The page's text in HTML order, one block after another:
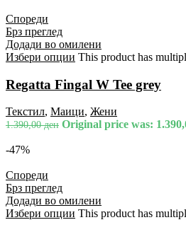
Спореди
Брз преглед
Додади во омилени
Избери опции This product has
Regatta Fingal W Tee grey
Текстил, Маици, Жени
1.390,00ден Original price was:
-47%
Спореди
Брз преглед
Додади во омилени
Избери опции This product has